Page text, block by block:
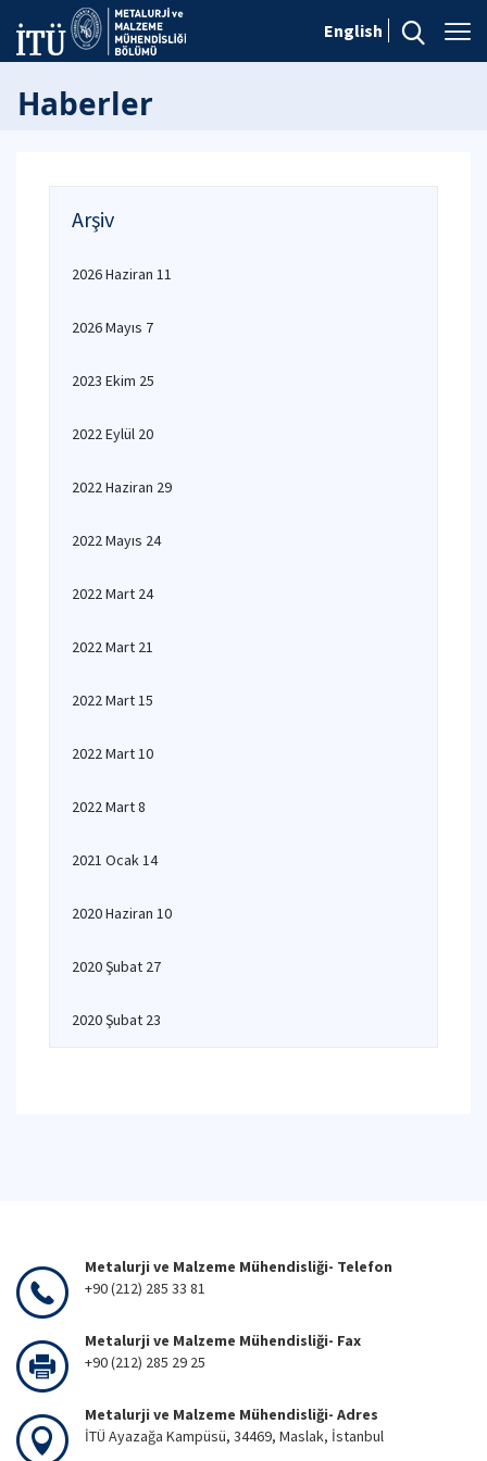
English
Haberler
Arşiv
2026 Haziran 11
2026 Mayıs 7
2023 Ekim 25
2022 Eylül 20
2022 Haziran 29
2022 Mayıs 24
2022 Mart 24
2022 Mart 21
2022 Mart 15
2022 Mart 10
2022 Mart 8
2021 Ocak 14
2020 Haziran 10
2020 Şubat 27
2020 Şubat 23
Metalurji ve Malzeme Mühendisliği- Telefon
+90 (212) 285 33 81
Metalurji ve Malzeme Mühendisliği- Fax
+90 (212) 285 29 25
Metalurji ve Malzeme Mühendisliği- Adres
İTÜ Ayazağa Kampüsü, 34469, Maslak, İstanbul